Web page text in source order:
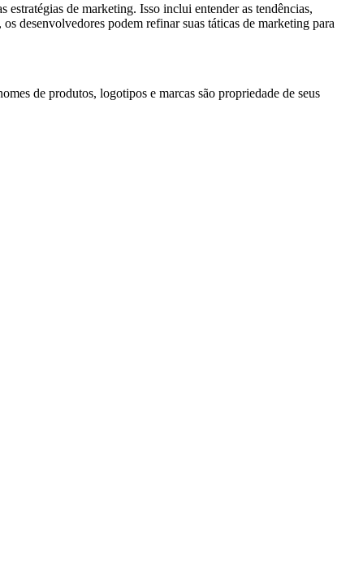
estratégias de marketing. Isso inclui entender as tendências,
desenvolvedores podem refinar suas táticas de marketing para
de produtos, logotipos e marcas são propriedade de seus